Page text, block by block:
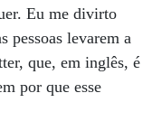
Eu me divirto
pessoas levarem a
que, em inglês, é
por que esse